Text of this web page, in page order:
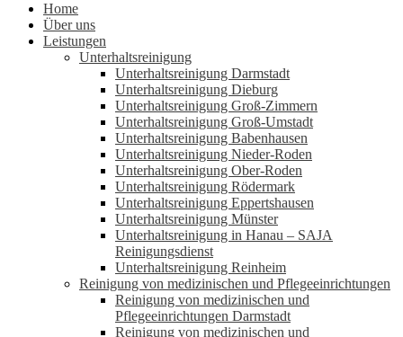
Home
Über uns
Leistungen
Unterhaltsreinigung
Unterhaltsreinigung Darmstadt
Unterhaltsreinigung Dieburg
Unterhaltsreinigung Groß-Zimmern
Unterhaltsreinigung Groß-Umstadt
Unterhaltsreinigung Babenhausen
Unterhaltsreinigung Nieder-Roden
Unterhaltsreinigung Ober-Roden
Unterhaltsreinigung Rödermark
Unterhaltsreinigung Eppertshausen
Unterhaltsreinigung Münster
Unterhaltsreinigung in Hanau – SAJA
Reinigungsdienst
Unterhaltsreinigung Reinheim
Reinigung von medizinischen und Pflegeeinrichtungen
Reinigung von medizinischen und
Pflegeeinrichtungen Darmstadt
Reinigung von medizinischen und